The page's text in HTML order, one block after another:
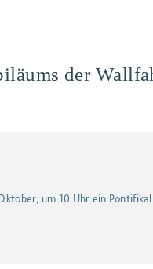
der
um 10 Uhr ein